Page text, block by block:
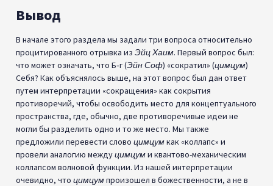
Вывод
В начале этого раздела мы задали три вопроса относительно
процитированного отрывка из Эйц Хаим. Первый вопрос был:
что может означать, что Б‑г (Эйн Соф) «сократил» (цимцум)
Себя? Как объяснялось выше, на этот вопрос был дан ответ
путем интерпретации «сокращения» как сокрытия
противоречий, чтобы освободить место для концептуального
пространства, где, обычно, две противоречивые идеи не
могли бы разделить одно и то же место. Мы также
предложили перевести слово цимцумкак «коллапс» и
провели аналогию междуцимцуми квантово-механическим
коллапсом волновой функции. Из нашей интерпретации
очевидно, что цимцумпроизошел в божественности, а не в